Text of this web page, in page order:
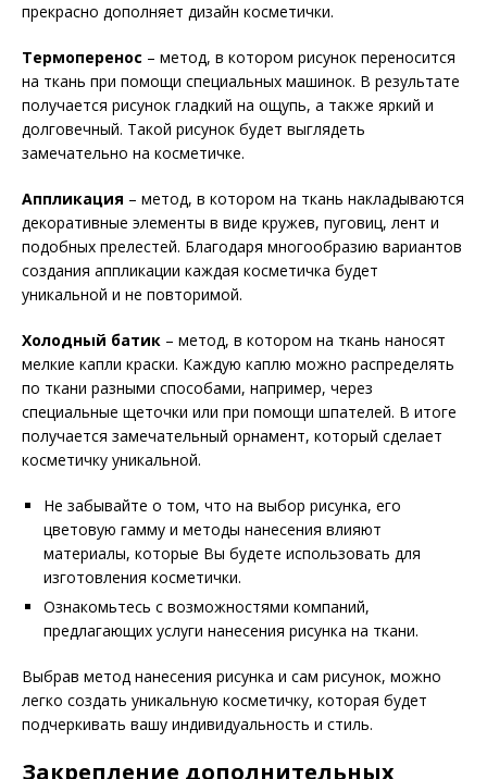
прекрасно дополняет дизайн косметички.
Термоперенос – метод, в котором рисунок переносится
на ткань при помощи специальных машинок. В результате
получается рисунок гладкий на ощупь, а также яркий и
долговечный. Такой рисунок будет выглядеть
замечательно на косметичке.
Аппликация – метод, в котором на ткань накладываются
декоративные элементы в виде кружев, пуговиц, лент и
подобных прелестей. Благодаря многообразию вариантов
создания аппликации каждая косметичка будет
уникальной и не повторимой.
Холодный батик – метод, в котором на ткань наносят
мелкие капли краски. Каждую каплю можно распределять
по ткани разными способами, например, через
специальные щеточки или при помощи шпателей. В итоге
получается замечательный орнамент, который сделает
косметичку уникальной.
Не забывайте о том, что на выбор рисунка, его
цветовую гамму и методы нанесения влияют
материалы, которые Вы будете использовать для
изготовления косметички.
Ознакомьтесь с возможностями компаний,
предлагающих услуги нанесения рисунка на ткани.
Выбрав метод нанесения рисунка и сам рисунок, можно
легко создать уникальную косметичку, которая будет
подчеркивать вашу индивидуальность и стиль.
Закрепление дополнительных